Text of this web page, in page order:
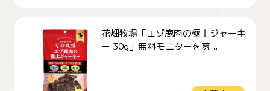
花畑牧場「エゾ鹿肉の極上ジャーキ
ー 30g」無料モニターを募...